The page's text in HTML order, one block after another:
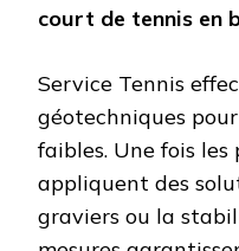
court de tennis en
Service Tennis
géotechniques
faibles. Une fois les
appliquent des
graviers ou la